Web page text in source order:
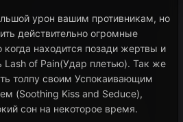
урон вашим противникам, но
действительно огромные
находится позади жертвы и
Lash of Pain(Удар плетью). Так же
толпу своим Успокаивающим
(Soothing Kiss and Seduce),
сон на некоторое время.